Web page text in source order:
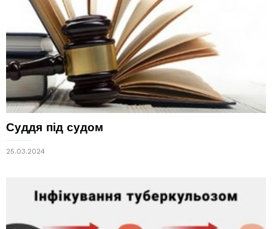
Суддя під судом
25.03.2024